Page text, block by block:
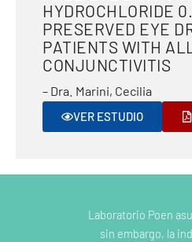
HYDROCHLORIDE
PRESERVED EYE
PATIENTS WITH
CONJUNCTIVITIS
– Dra. Marini, Cecilia
VER ESTUDIO
Laboratorio Poen
sin embargo, la